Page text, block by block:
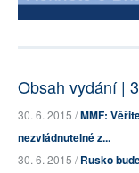
Obsah vydání |
30. 6. 2015 /MMF:
nezvládnutelné z...
30. 6. 2015 /Rusko